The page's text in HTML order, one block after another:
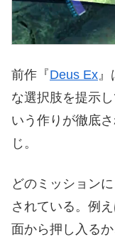
前作『Deus Ex
な選択肢を提示
いう作りが徹底
じ。
どのミッション
されている。例
面から押し入る